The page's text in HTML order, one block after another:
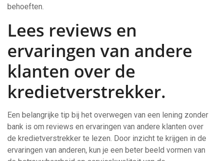
behoeften.
Lees reviews en
ervaringen van andere
klanten over de
kredietverstrekker.
Een belangrijke tip bij het overwegen van een lening zonder
bank is om reviews en ervaringen van andere klanten over
de kredietverstrekker te lezen. Door inzicht te krijgen in de
ervaringen van anderen, kun je een beter beeld vormen van